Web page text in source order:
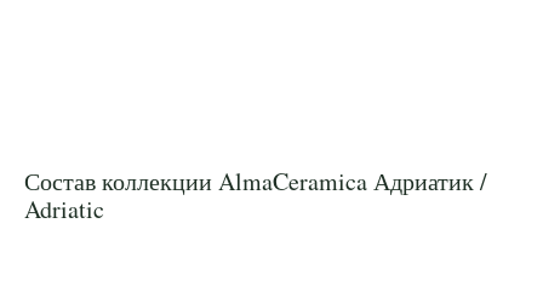
Состав коллекции AlmaCeramica Адриатик /
Adriatic